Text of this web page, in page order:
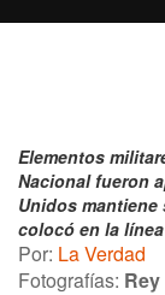
Elementos
Nacional fueron
Unidos
colocó en la
Por: La Verdad
Fotografías: